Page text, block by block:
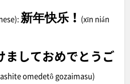
新年快乐！ (xīn nián
ましておめでとうご
omedetô gozaimasu)